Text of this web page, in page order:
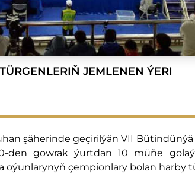
JEMLENEN ÝERI
şäherinde geçirilýän VII
den gowrak ýurtdan 10 müňe
oýunlarynyň çempionlary bolan harby